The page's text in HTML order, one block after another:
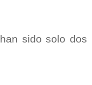
sido solo dos